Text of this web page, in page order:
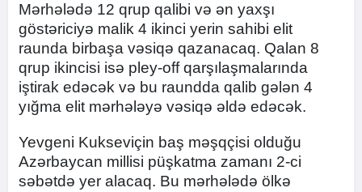
Mərhələdə 12 qrup qalibi və ən yaxşı
göstəriciyə malik 4 ikinci yerin sahibi elit
raunda birbaşa vəsiqə qazanacaq. Qalan 8
qrup ikincisi isə pley-off qarşılaşmalarında
iştirak edəcək və bu raundda qalib gələn 4
yığma elit mərhələyə vəsiqə əldə edəcək.
Yevgeni Kukseviçin baş məşqçisi olduğu
Azərbaycan millisi püşkatma zamanı 2-ci
səbətdə yer alacaq. Bu mərhələdə ölkə